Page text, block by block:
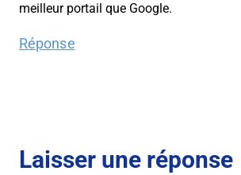
meilleur portail que Google.
Réponse
Laisser une réponse